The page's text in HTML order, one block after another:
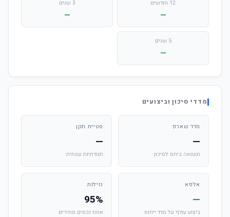
12 חודשים
—
3 שנים
—
5 שנים
—
מדדי סיכון וביצועים
מדד שארפ
—
תשואה ביחס לסיכון
סטיית תקן
—
תנודתיות שנתית
אלפא
—
ביצוע עודף על מדד ייחוס
נזילות
95%
אחוז נכסים סחירים